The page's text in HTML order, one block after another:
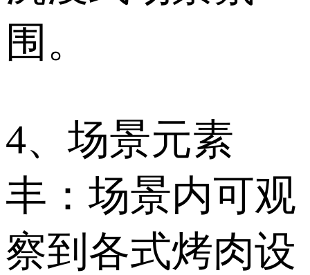
围。
4、场景元素
丰：场景内可观
察到各式烤肉设